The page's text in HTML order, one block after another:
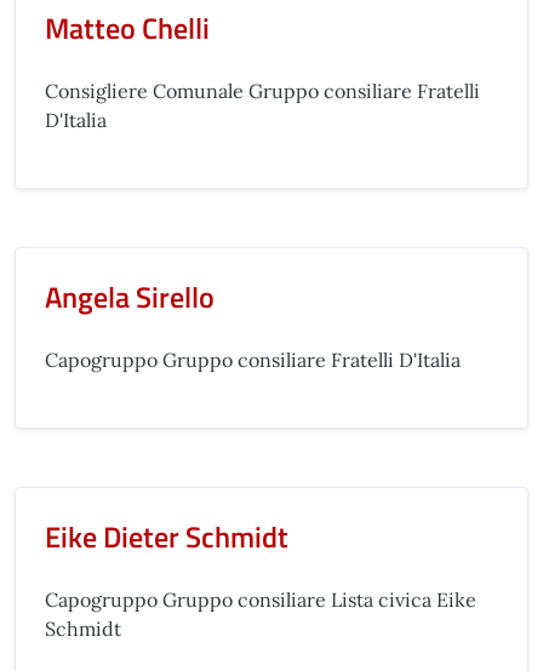
Matteo Chelli
Consigliere Comunale Gruppo consiliare Fratelli
D'Italia
Angela Sirello
Capogruppo Gruppo consiliare Fratelli D'Italia
Eike Dieter Schmidt
Capogruppo Gruppo consiliare Lista civica Eike
Schmidt